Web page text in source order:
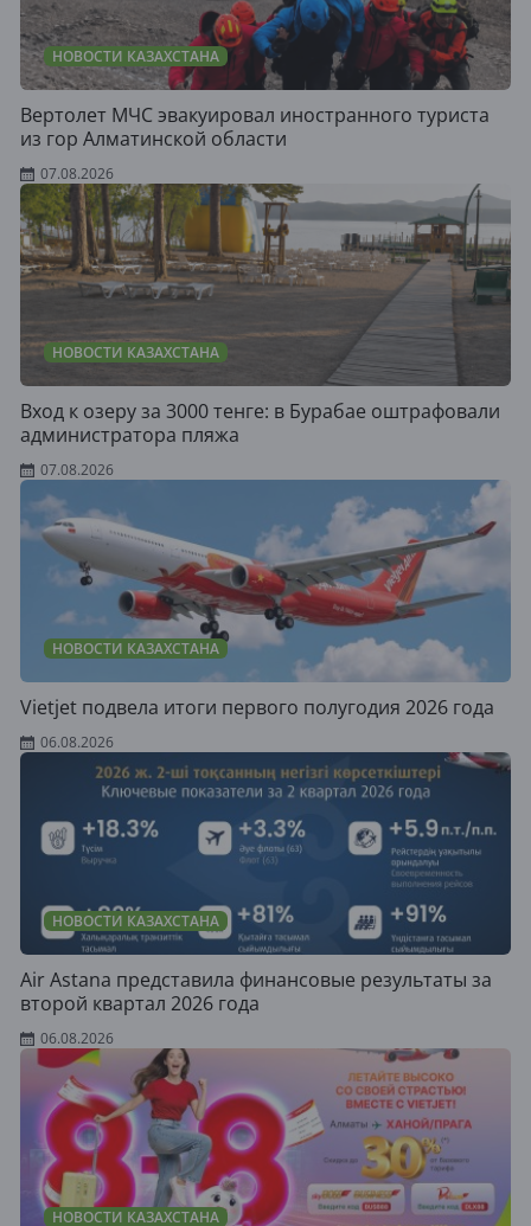
НОВОСТИ КАЗАХСТАНА
Вертолет МЧС эвакуировал иностранного туриста
из гор Алматинской области
07.08.2026
НОВОСТИ КАЗАХСТАНА
Вход к озеру за 3000 тенге: в Бурабае оштрафовали
администратора пляжа
07.08.2026
НОВОСТИ КАЗАХСТАНА
Vietjet подвела итоги первого полугодия 2026 года
06.08.2026
НОВОСТИ КАЗАХСТАНА
Air Astana представила финансовые результаты за
второй квартал 2026 года
06.08.2026
НОВОСТИ КАЗАХСТАНА